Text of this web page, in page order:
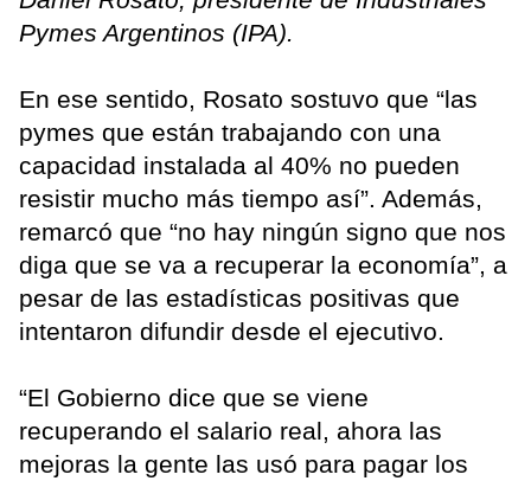
Pymes Argentinos (IPA).
En ese sentido, Rosato sostuvo que “las
pymes que están trabajando con una
capacidad instalada al 40% no pueden
resistir mucho más tiempo así”. Además,
remarcó que “no hay ningún signo que nos
diga que se va a recuperar la economía”, a
pesar de las estadísticas positivas que
intentaron difundir desde el ejecutivo.
“El Gobierno dice que se viene
recuperando el salario real, ahora las
mejoras la gente las usó para pagar los